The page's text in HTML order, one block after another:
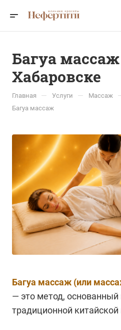
Багуа
Хабаровске
Главная — Услуги — Массаж
Багуа массаж
Багуа массаж (или
— это метод, основанный
традиционной